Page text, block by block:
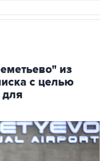
из
с целью
для